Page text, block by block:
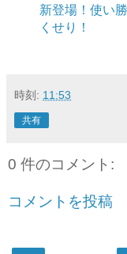
新登場！使い
くせり！
時刻: 11:53
共有
0 件のコメント:
コメントを投稿